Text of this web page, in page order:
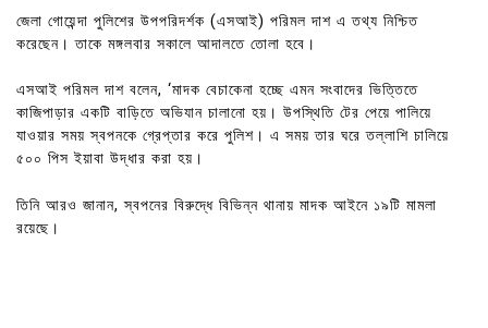
জেলা গোয়েন্দা পুলিশের উপপরিদর্শক (এসআই) পরিমল দাশ এ তথ্য নিশ্চিত
করেছেন। তাকে মঙ্গলবার সকালে আদালতে তোলা হবে।
এসআই পরিমল দাশ বলেন, ‘মাদক বেচাকেনা হচ্ছে এমন সংবাদের ভিত্তিতে
কাজিপাড়ার একটি বাড়িতে অভিযান চালানো হয়। উপস্থিতি টের পেয়ে পালিয়ে
যাওয়ার সময় স্বপনকে গ্রেপ্তার করে পুলিশ। এ সময় তার ঘরে তল্লাশি চালিয়ে
৫০০ পিস ইয়াবা উদ্ধার করা হয়।
তিনি আরও জানান, স্বপনের বিরুদ্ধে বিভিন্ন থানায় মাদক আইনে ১৯টি মামলা
রয়েছে।